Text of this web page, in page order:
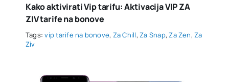
Kako aktivirati Vip tarifu: Aktivacija VIP ZA
ZIV tarife na bonove
Tags:vip tarife na bonove, Za Chill,Za Snap,Za Zen,Za
Ziv